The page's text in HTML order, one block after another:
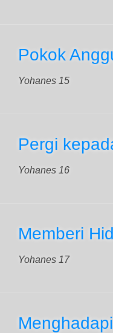
Pokok
Yohanes 15
Pergi
Yohanes 16
Memberi
Yohanes 17